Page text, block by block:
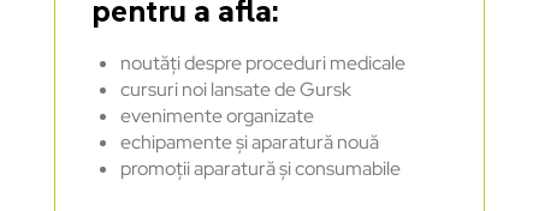
pentru a afla:
noutăți despre proceduri medicale
cursuri noi lansate de Gursk
evenimente organizate
echipamente și aparatură nouă
promoții aparatură și consumabile